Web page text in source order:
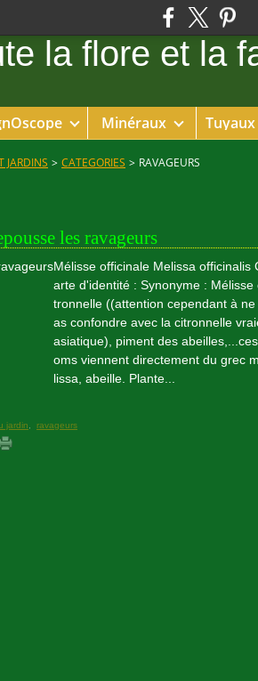
Minéraux
JARDINS > CATEGORIES > RAVAGEURS
les ravageurs
Mélisse officinale Melissa officinalis
arte d'identité : Synonyme : Mélisse
tronnelle ((attention cependant à ne
as confondre avec la citronnelle
asiatique), piment des
oms viennent directement du grec
lissa, abeille. Plante...
jardin ravageurs